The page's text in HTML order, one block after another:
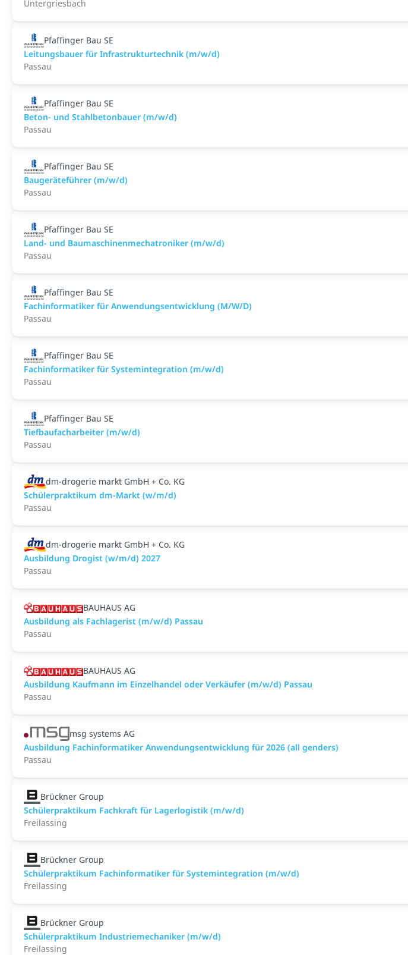
Untergriesbach
Pfaffinger Bau SE
Leitungsbauer für Infrastrukturtechnik (m/w/d)
Passau
Pfaffinger Bau SE
Beton- und Stahlbetonbauer (m/w/d)
Passau
Pfaffinger Bau SE
Baugeräteführer (m/w/d)
Passau
Pfaffinger Bau SE
Land- und Baumaschinenmechatroniker (m/w/d)
Passau
Pfaffinger Bau SE
Fach­informatiker für Anwendungs­entwicklung (M/W/D)
Passau
Pfaffinger Bau SE
Fach­informatiker für System­integration (m/w/d)
Passau
Pfaffinger Bau SE
Tiefbaufacharbeiter (m/w/d)
Passau
dm-drogerie markt GmbH + Co. KG
Schülerpraktikum dm-Markt (w/m/d)
Passau
dm-drogerie markt GmbH + Co. KG
Ausbildung Drogist (w/m/d) 2027
Passau
BAUHAUS AG
Ausbildung als Fachlagerist (m/w/d) Passau
Passau
BAUHAUS AG
Ausbildung Kaufmann im Einzelhandel oder Verkäufer (m/w/d) Passau
Passau
msg systems AG
Ausbildung Fachinformatiker Anwendungsentwicklung für 2026 (all genders)
Passau
Brückner Group
Schülerpraktikum Fachkraft für Lagerlogistik (m/w/d)
Freilassing
Brückner Group
Schülerpraktikum Fachinformatiker für Systemintegration (m/w/d)
Freilassing
Brückner Group
Schülerpraktikum Industriemechaniker (m/w/d)
Freilassing